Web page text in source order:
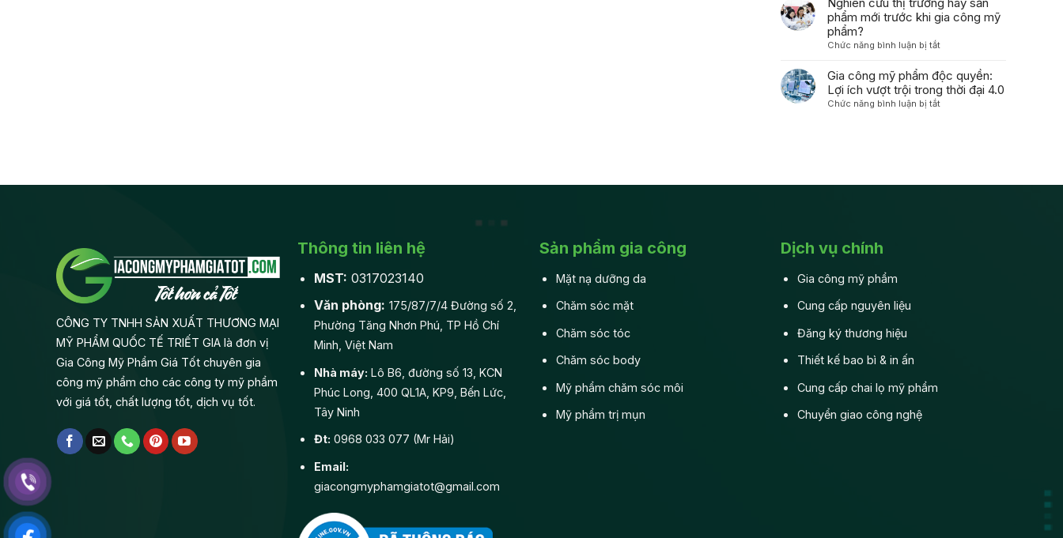
dùng
như
nào?
Da
Quyền
mỹ
phẩm
quyền
A-
Z
Thương
Hiệu
Phẩm
Công:
Từ
Ý
phẩm mới trước khi gia công mỹ
phẩm?
Chức năng bình luận bị tắtở
cứu
thị
trường
Gia công mỹ phẩm độc quyền:
Lợi ích vượt trội trong thời đại 4.0
Chức năng bình luận bị tắtở
quyền:
CÔNG TY TNHH SẢN XUẤT THƯƠNG MẠI
MỸ PHẨM QUỐC TẾ TRIẾT GIA là đơn vị
Gia Công Mỹ Phẩm Giá Tốt chuyên gia
công mỹ phẩm cho các công ty mỹ phẩm
với giá tốt, chất lượng tốt, dịch vụ tốt.
Thông tin liên hệ
MST: 0317023140
Văn phòng: 175/87/7/4 Đường số 2,
Phường Tăng Nhơn Phú, TP Hồ Chí
Minh, Việt Nam
Nhà máy: Lô B6, đường số 13, KCN
Phúc Long, 400 QL1A, KP9, Bến Lức,
Tây Ninh
Đt: 0968 033 077 (Mr Hải)
Email:
giacongmyphamgiatot@gmail.com
Sản phẩm gia công
Mặt nạ dưỡng da
Chăm sóc mặt
Chăm sóc tóc
Chăm sóc body
Mỹ phẩm chăm sóc môi
Mỹ phẩm trị mụn
Dịch vụ chính
Gia công mỹ phẩm
Cung cấp nguyên liệu
Đăng ký thương hiệu
Thiết kế bao bì & in ấn
Cung cấp chai lọ mỹ phẩm
Chuyển giao công nghệ